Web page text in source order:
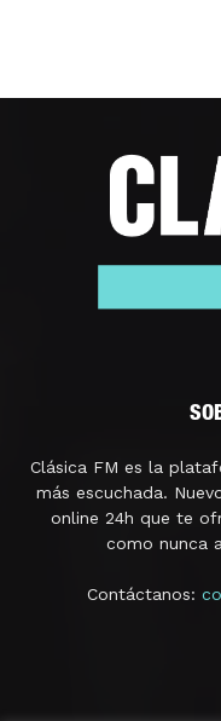
Clásica FM es la
más escuchada.
online 24h que te
como nunca
Contáctanos: